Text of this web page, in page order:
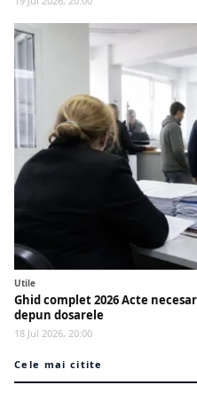
Utile
Ghid complet 2026 Acte
depun dosarele
18 Jul 2026, 20:00
Cele mai citite